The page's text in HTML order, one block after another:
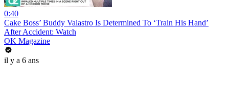
0:40
Cake Boss’ Buddy Valastro Is Determined To ‘Train His Hand’
After Accident: Watch
OK Magazine
il y a 6 ans